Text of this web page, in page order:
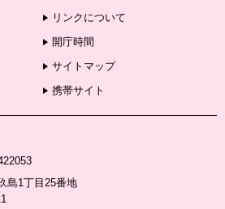
リンクについて
開庁時間
サイトマップ
携帯サイト
島1丁目25番地